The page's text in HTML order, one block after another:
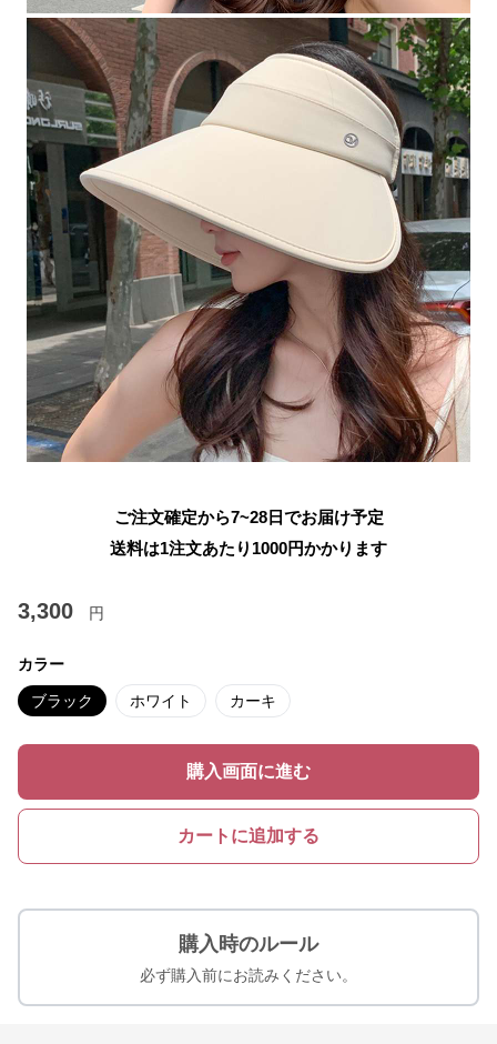
ご注文確定から7~28日でお届け予定
送料は1注文あたり 1000円かかります
3,300 円
カラー
ブラック ホワイト カーキ
購入画面に進む
カートに追加する
購入時のルール
必ず購入前にお読みください。